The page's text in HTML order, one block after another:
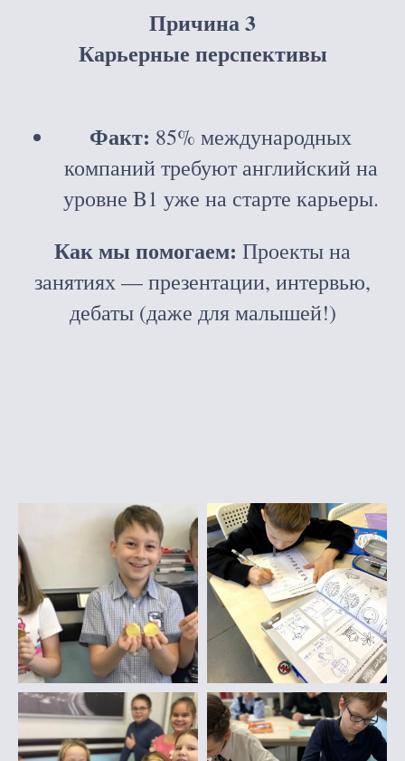
Причина 3
Карьерные перспективы
Факт: 85% международных
компаний требуют английский на
уровне B1 уже на старте карьеры.
Как мы помогаем: Проекты на
занятиях — презентации, интервью,
дебаты (даже для малышей!)